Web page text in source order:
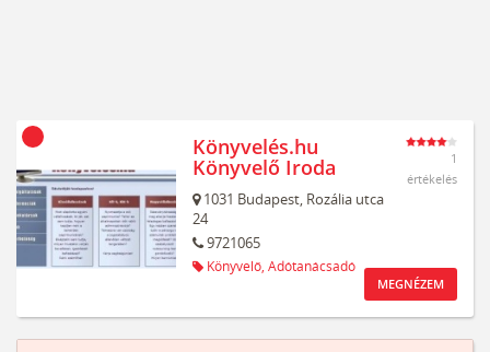
Könyvelés.hu
Könyvelő Iroda
1031 Budapest, Rozália utca
24
9721065
Könyvelő, Adótanácsadó
1
értékelés
MEGNÉZEM